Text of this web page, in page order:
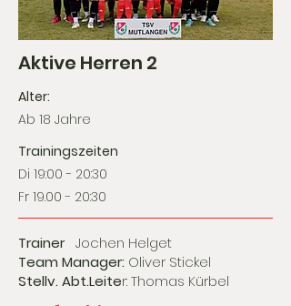
Aktive Herren 2
Alter:
Ab 18 Jahre
Trainingszeiten
Di 19:00 - 20:30
Fr 19.00 - 20:30
Trainer Jochen Helget
Team Manager: Oliver Stickel
Stellv. Abt.Leiter: Thomas Kürbel